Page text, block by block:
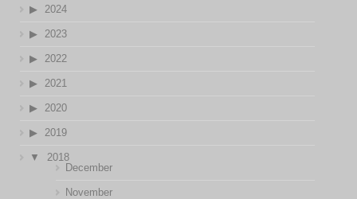
2024
2023
2022
2021
2020
2019
2018
December
November